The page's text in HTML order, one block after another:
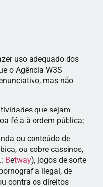
uso adequado dos
o Agência W3S
mas não
que sejam
fé a à ordem pública;
ou conteúdo de
ou sobre cassinos,
Betway), jogos de sorte
ilegal, de
contra os direitos